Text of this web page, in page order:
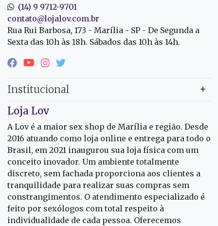
(14) 9 9712-9701
contato@lojalov.com.br
Rua Rui Barbosa, 173 - Marília - SP - De Segunda a
Sexta das 10h às 18h. Sábados das 10h às 14h.
Institucional
Loja Lov
A Lov é a maior sex shop de Marília e região. Desde
2016 atuando como loja online e entrega para todo o
Brasil, em 2021 inaugurou sua loja física com um
conceito inovador. Um ambiente totalmente
discreto, sem fachada proporciona aos clientes a
tranquilidade para realizar suas compras sem
constrangimentos. O atendimento especializado é
feito por sexólogos com total respeito à
individualidade de cada pessoa. Oferecemos